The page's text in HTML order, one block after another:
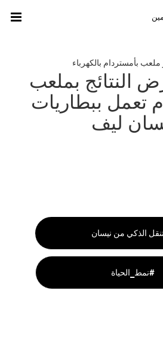
ملعب بأمستردام بالكهرباء
النتائج بملعب
تعمل ببطاريات
ليف
نمط_الحياة#